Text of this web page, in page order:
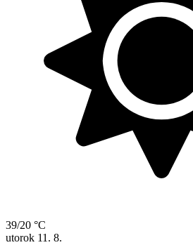
39/20 °C
utorok 11. 8.